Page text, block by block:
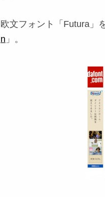
欧文フォント「Futura」
n 」。